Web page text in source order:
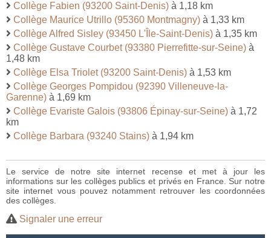
Collège Fabien (93200 Saint-Denis) à 1,18 km
Collège Maurice Utrillo (95360 Montmagny) à 1,33 km
Collège Alfred Sisley (93450 L'Île-Saint-Denis) à 1,35 km
Collège Gustave Courbet (93380 Pierrefitte-sur-Seine) à
1,48 km
Collège Elsa Triolet (93200 Saint-Denis) à 1,53 km
Collège Georges Pompidou (92390 Villeneuve-la-
Garenne) à 1,69 km
Collège Evariste Galois (93806 Épinay-sur-Seine) à 1,72
km
Collège Barbara (93240 Stains) à 1,94 km
Le service de notre site internet recense et met à jour les
informations sur les collèges publics et privés en France. Sur notre
site internet vous pouvez notamment retrouver les coordonnées
des collèges.
Signaler une erreur